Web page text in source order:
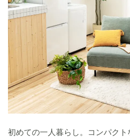
初めての一人暮らし。コンパク